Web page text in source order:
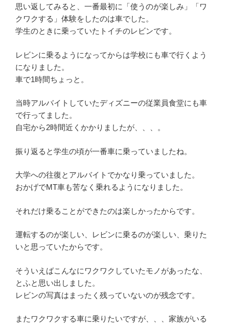
思い返してみると、一番最初に「使うのが楽しみ」「ワ
クワクする」体験をしたのは車でした。
学生のときに乗っていたトイチのレビンです。
レビンに乗るようになってからは学校にも車で行くよう
になりました。
車で1時間ちょっと。
当時アルバイトしていたディズニーの従業員食堂にも車
で行ってました。
自宅から2時間近くかかりましたが、、、。
振り返ると学生の頃が一番車に乗っていましたね。
大学への往復とアルバイトでかなり乗っていました。
おかげでMT車も苦なく乗れるようになりました。
それだけ乗ることができたのは楽しかったからです。
運転するのが楽しい、レビンに乗るのが楽しい、乗りた
いと思っていたからです。
そういえばこんなにワクワクしていたモノがあったな、
とふと思い出しました。
レビンの写真はまったく残っていないのが残念です。
またワクワクする車に乗りたいですが、、、家族がいる